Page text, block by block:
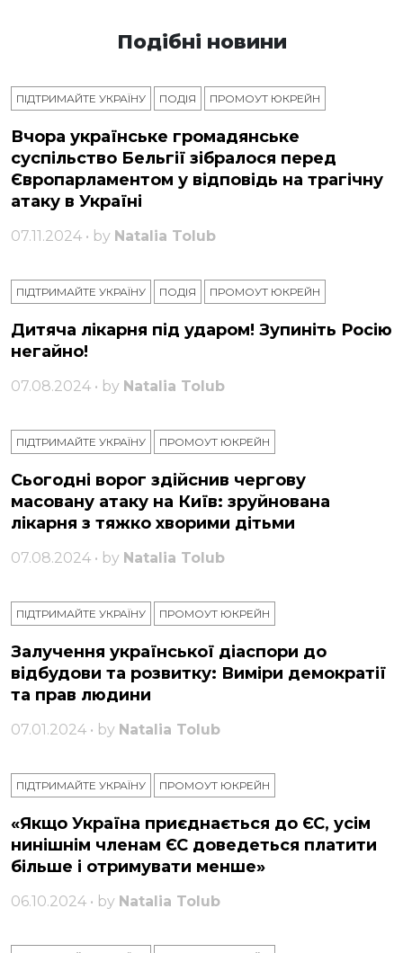
Подібні новини
ПІДТРИМАЙТЕ УКРАЇНУ ПОДІЯ ПРОМОУТ ЮКРЕЙН
Вчора українське громадянське
суспільство Бельгії зібралося перед
Європарламентом у відповідь на трагічну
атаку в Україні
07.11.2024 • by Natalia Tolub
ПІДТРИМАЙТЕ УКРАЇНУ ПОДІЯ ПРОМОУТ ЮКРЕЙН
Дитяча лікарня під ударом! Зупиніть Росію
негайно!
07.08.2024 • by Natalia Tolub
ПІДТРИМАЙТЕ УКРАЇНУ ПРОМОУТ ЮКРЕЙН
Сьогодні ворог здійснив чергову
масовану атаку на Київ: зруйнована
лікарня з тяжко хворими дітьми
07.08.2024 • by Natalia Tolub
ПІДТРИМАЙТЕ УКРАЇНУ ПРОМОУТ ЮКРЕЙН
Залучення української діаспори до
відбудови та розвитку: Виміри демократії
та прав людини
07.01.2024 • by Natalia Tolub
ПІДТРИМАЙТЕ УКРАЇНУ ПРОМОУТ ЮКРЕЙН
«Якщо Україна приєднається до ЄС, усім
нинішнім членам ЄС доведеться платити
більше і отримувати менше»
06.10.2024 • by Natalia Tolub